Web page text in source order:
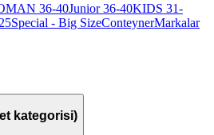
36-40Junior 36-40KIDS 31-
Special - Big SizeConteynerMarkalar
kategorisi)